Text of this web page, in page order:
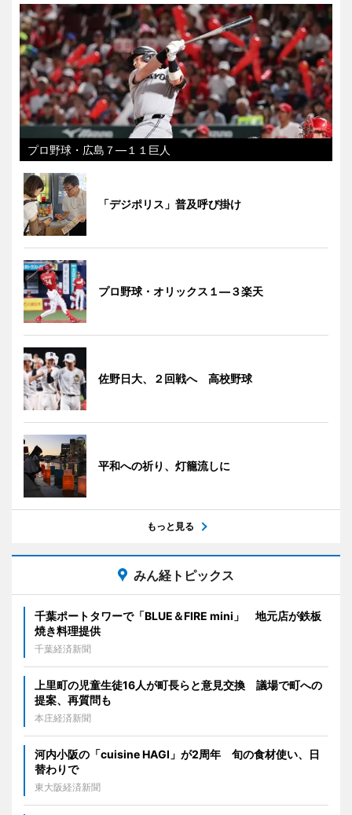
プロ野球・広島７―１１巨人
「デジポリス」普及呼び掛け
プロ野球・オリックス１―３楽天
佐野日大、２回戦へ 高校野球
平和への祈り、灯籠流しに
もっと見る
みん経トピックス
千葉ポートタワーで「BLUE＆FIRE mini」 地元店が鉄板
焼き料理提供
千葉経済新聞
上里町の児童生徒16人が町長らと意見交換 議場で町への
提案、再質問も
本庄経済新聞
河内小阪の「cuisine HAGI」が2周年 旬の食材使い、日
替わりで
東大阪経済新聞